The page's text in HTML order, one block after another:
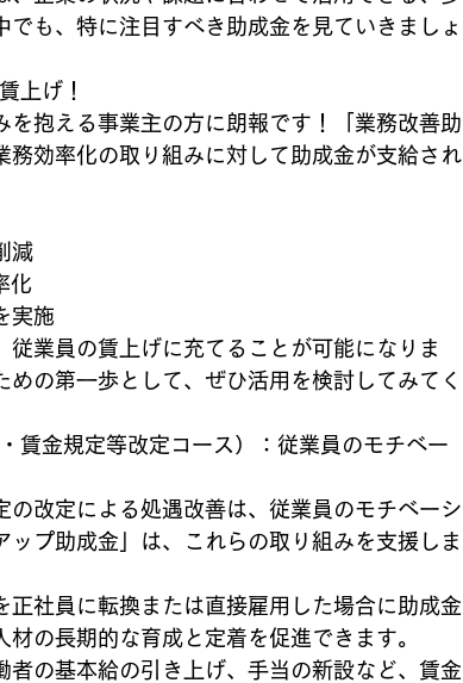
も、特に注目すべき助成金を見ていきましょ
上げ！
抱える事業主の方に朗報です！「業務改善助
効率化の取り組みに対して助成金が支給され
減
化
実施
業員の賃上げに充てることが可能になりま
の第一歩として、ぜひ活用を検討してみてく
賃金規定等改定コース）：従業員のモチベー
改定による処遇改善は、従業員のモチベーシ
プ助成金」は、これらの取り組みを支援しま
正社員に転換または直接雇用した場合に助成金
の長期的な育成と定着を促進できます。
者の基本給の引き上げ、手当の新設など、賃金